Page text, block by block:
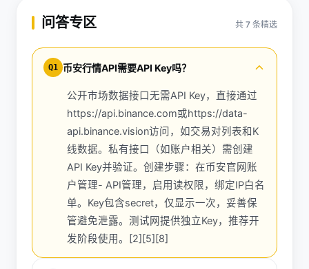
问答专区 共 7 条精选
Q1 币安行情API需要API Key吗？
公开市场数据接口无需API Key，直接通过
https://api.binance.com或https://data-
api.binance.vision访问，如交易对列表和K
线数据。私有接口（如账户相关）需创建
API Key并验证。创建步骤：在币安官网账
户管理- API管理，启用读权限，绑定IP白名
单。Key包含secret，仅显示一次，妥善保
管避免泄露。测试网提供独立Key，推荐开
发阶段使用。[2][5][8]